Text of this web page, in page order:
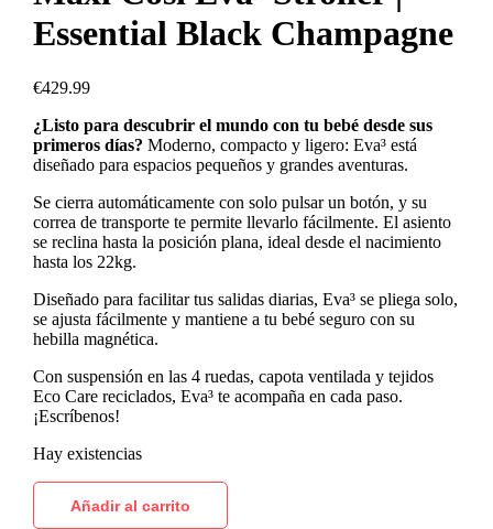
Essential Black Champagne
€429.99
¿Listo para descubrir el mundo con tu bebé desde sus
primeros días? Moderno, compacto y ligero: Eva³ está
diseñado para espacios pequeños y grandes aventuras.
Se cierra automáticamente con solo pulsar un botón, y su
correa de transporte te permite llevarlo fácilmente. El asiento
se reclina hasta la posición plana, ideal desde el nacimiento
hasta los 22kg.
Diseñado para facilitar tus salidas diarias, Eva³ se pliega solo,
se ajusta fácilmente y mantiene a tu bebé seguro con su
hebilla magnética.
Con suspensión en las 4 ruedas, capota ventilada y tejidos
Eco Care reciclados, Eva³ te acompaña en cada paso.
¡Escríbenos!
Hay existencias
Añadir al carrito